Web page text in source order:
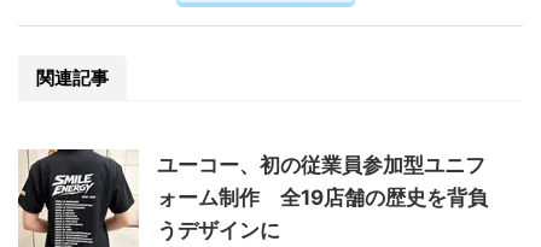
関連記事
ユーコー、初の従業員参加型ユニフ
ォーム制作 全19店舗の歴史を背負
うデザインに